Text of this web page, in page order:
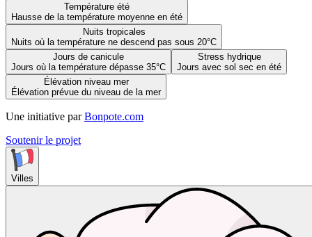
Température été
Hausse de la température moyenne en été
Nuits tropicales
Nuits où la température ne descend pas sous 20°C
Jours de canicule
Jours où la température dépasse 35°C
Stress hydrique
Jours avec sol sec en été
Élévation niveau mer
Élévation prévue du niveau de la mer
Une initiative par Bonpote.com
Soutenir le projet
Villes